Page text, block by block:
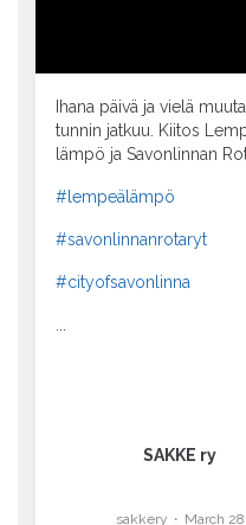
Ihana päivä ja vielä
tunnin jatkuu. Kiitos
lämpö ja Savonlinnan
#lempeälämpö
#savonlinnanrotaryt
#cityofsavonlinna
SAKKE ry
sakkery March 28